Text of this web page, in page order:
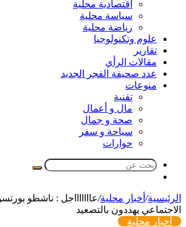
اقتصادية محلية
سياسة محلية
رياضة محلية
علوم وتكنولوجيا
تقارير
مقالات الرأي
عدد صحيفة الفجر الجديد
منوعات
تقنية
مال و أعمال
صحة و جمال
سياحة و سفر
حوارات
بحث
الرئيسية/ أخبار محلية/عاااااااجل : ناشطو
الاجتماعي يهددون بالتصعيد
أخبار محلية